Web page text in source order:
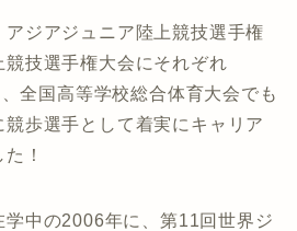
アジアジュニア陸上競技選手権
技選手権大会にそれぞれ
全国高等学校総合体育大会でも
歩選手として着実にキャリア
！
学中の2006年に、第11回世界ジ